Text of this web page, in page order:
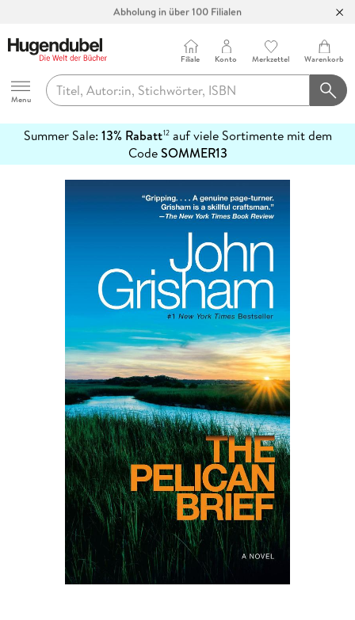
Abholung in über 100 Filialen
Hugendubel
Menu
Filiale Konto Merkzettel Warenkorb
Summer Sale: 13% Rabatt12auf viele Sortimente mit dem
CodeSOMMER13
erfahren